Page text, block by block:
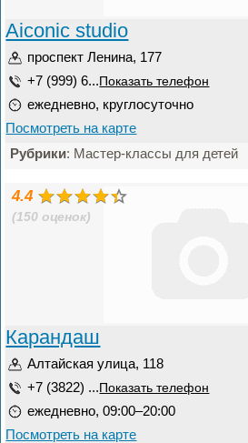
Aiconic studio
проспект Ленина, 177
+7 (999) 6... Показать телефон
ежедневно, круглосуточно
Посмотреть на карте
Рубрики: Мастер-классы для детей
4.4
(150 оценок)
Карандаш
Алтайская улица, 118
+7 (3822) ... Показать телефон
ежедневно, 09:00–20:00
Посмотреть на карте